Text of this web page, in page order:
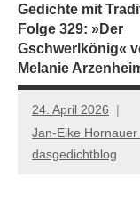
Gedichte mit
Folge 329: »Der
Gschwerlkönig«
Melanie
24. April 2026
Jan-Eike
dasgedichtblog